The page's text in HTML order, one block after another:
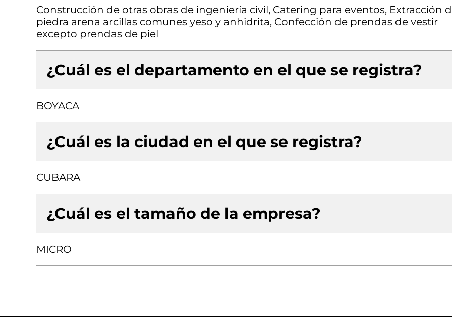
Construcción de otras obras de ingeniería civil, Catering para eventos, Extracción
piedra arena arcillas comunes yeso y anhidrita, Confección de prendas de vestir
excepto prendas de piel
¿Cuál es el departamento en el que se registra?
BOYACA
¿Cuál es la ciudad en el que se registra?
CUBARA
¿Cuál es el tamaño de la empresa?
MICRO